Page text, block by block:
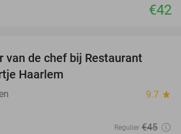
€42
van de chef bij Restaurant
Haarlem
9.7 star
Regulier €45